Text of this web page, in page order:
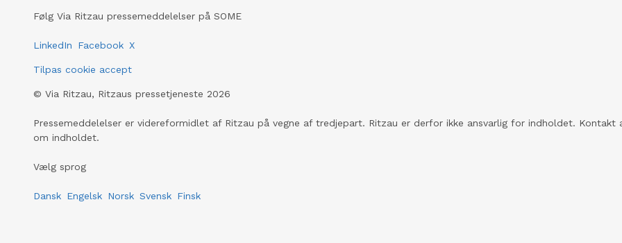
Følg Via Ritzau pressemeddelelser på SOME
LinkedIn Facebook X
Tilpas cookie accept
© Via Ritzau, Ritzaus pressetjeneste 2026
Pressemeddelelser er videreformidlet af Ritzau på vegne af tredjepart. Ritzau er derfor ikke ansvarlig for indholdet. Kontakt
om indholdet.
Vælg sprog
Dansk Engelsk Norsk Svensk Finsk